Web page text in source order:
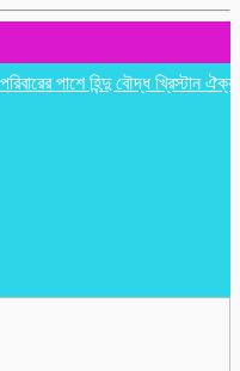
পাশে হিন্দু বৌদ্ধ খ্রিস্টান ঐক্য